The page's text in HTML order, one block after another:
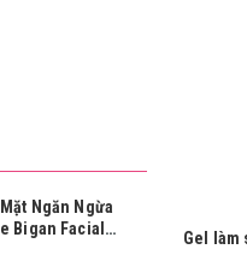
Gel làm
Ngăn Ngừa
Bigan Facial